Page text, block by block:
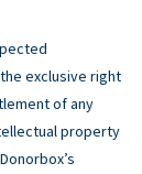
exclusive right
of any
property